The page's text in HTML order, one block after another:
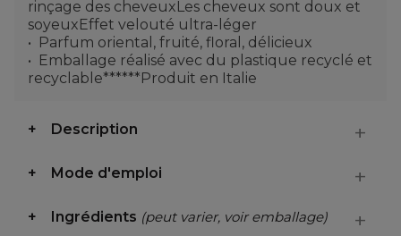
rinçage des cheveuxLes cheveux sont doux et
soyeuxEffet velouté ultra-léger
Parfum oriental, fruité, floral, délicieux
Emballage réalisé avec du plastique recyclé et
recyclable******Produit en Italie
Description
Mode d'emploi
Ingrédients (peut varier, voir emballage)